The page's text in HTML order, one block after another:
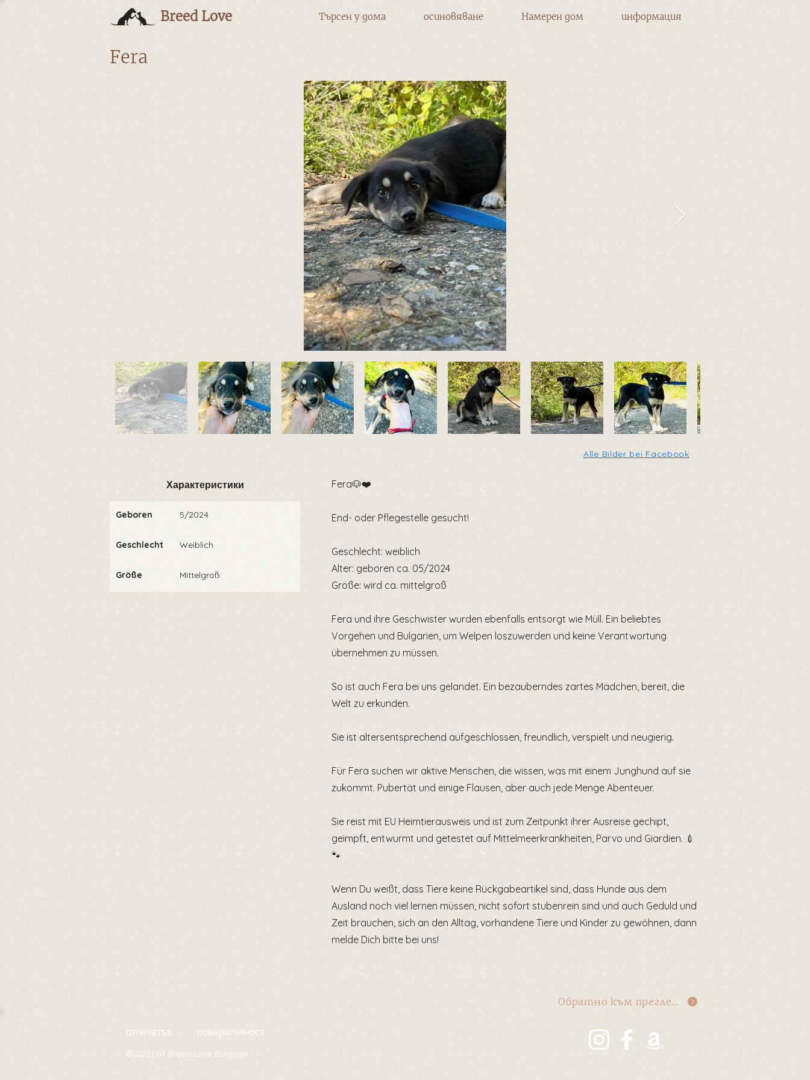
Breed Love Търсен у дома осиновяване Намерен дом информация
Fera
Alle Bilder bei Facebook
Характеристики
Geboren 5/2024
Geschlecht Weiblich
Größe Mittelgroß
Fera🐶❤️
End- oder Pflegestelle gesucht!
Geschlecht: weiblich
Alter: geboren ca. 05/2024
Größe: wird ca. mittelgroß
Fera und ihre Geschwister wurden ebenfalls entsorgt wie Müll. Ein beliebtes
Vorgehen und Bulgarien, um Welpen loszuwerden und keine Verantwortung
übernehmen zu müssen.
So ist auch Fera bei uns gelandet. Ein bezauberndes zartes Mädchen, bereit, die
Welt zu erkunden.
Sie ist altersentsprechend aufgeschlossen, freundlich, verspielt und neugierig.
Für Fera suchen wir aktive Menschen, die wissen, was mit einem Junghund auf sie
zukommt. Pubertät und einige Flausen, aber auch jede Menge Abenteuer.
Sie reist mit EU Heimtierausweis und ist zum Zeitpunkt ihrer Ausreise gechipt,
geimpft, entwurmt und getestet auf Mittelmeerkrankheiten, Parvo und Giardien. 💉
🐾
Wenn Du weißt, dass Tiere keine Rückgabeartikel sind, dass Hunde aus dem
Ausland noch viel lernen müssen, nicht sofort stubenrein sind und auch Geduld und
Zeit brauchen, sich an den Alltag, vorhandene Tiere und Kinder zu gewöhnen, dann
melde Dich bitte bei uns!
Обратно към прегледа
отпечатък поверителност
© 2021 от Breed Love Bulgaria